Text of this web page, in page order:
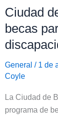
Ciudad
becas
General / 1 de
Coyle
La Ciudad de
programa de